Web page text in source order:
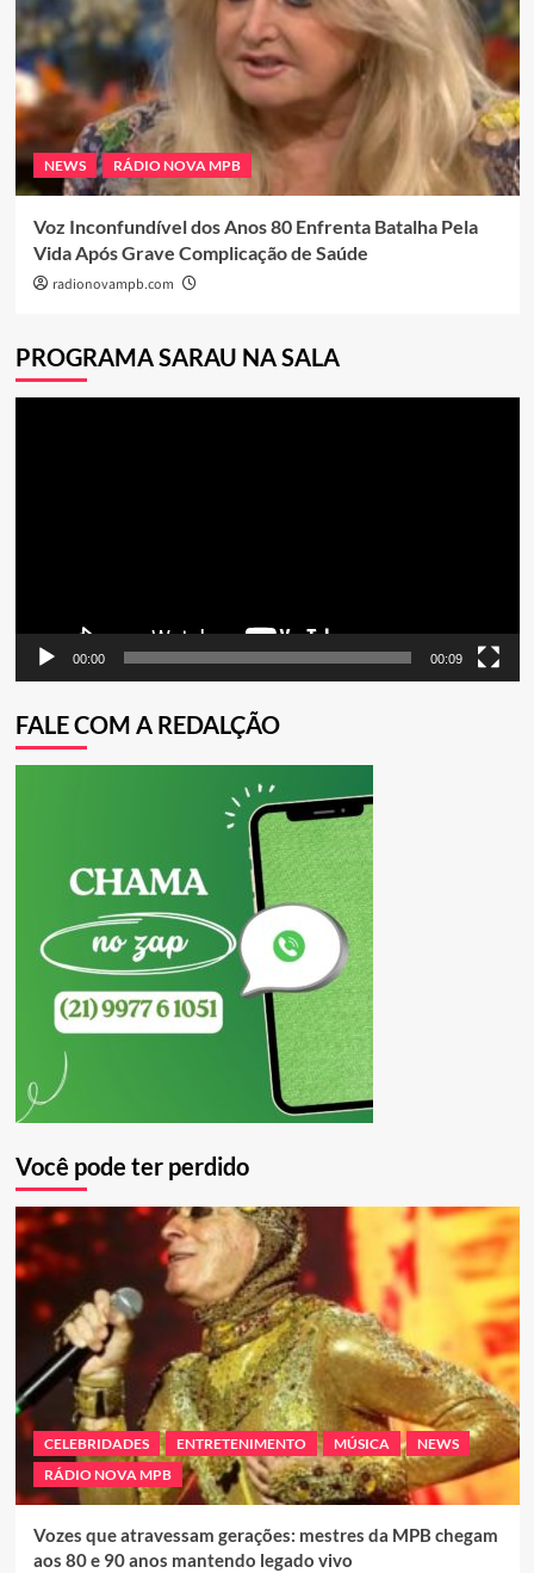
NEWS RÁDIO NOVA MPB
Voz Inconfundível dos Anos 80 Enfrenta Batalha Pela
Vida Após Grave Complicação de Saúde
radionovampb.com
PROGRAMA SARAU NA SALA
00:00 00:09
FALE COM A REDALÇÃO
Você pode ter perdido
CELEBRIDADES ENTRETENIMENTO MÚSICA
NEWS
RÁDIO NOVA MPB
Vozes que atravessam gerações: mestres da MPB chegam
aos 80 e 90 anos mantendo legado vivo